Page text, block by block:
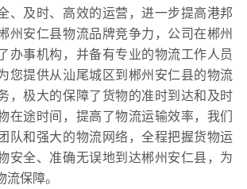
、及时、高效的运营，进一步提高港邦
州安仁县物流品牌竞争力，公司在郴州
办事机构，并备有专业的物流工作人员
您提供从汕尾城区到郴州安仁县的物流
，极大的保障了货物的准时到达和及时
在途时间，提高了物流运输效率，我们
队和强大的物流网络，全程把握货物运
安全、准确无误地到达郴州安仁县，为
保障。